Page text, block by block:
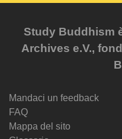
Study Buddhism
Archives e.V.,
Mandaci un feedback
FAQ
Mappa del sito